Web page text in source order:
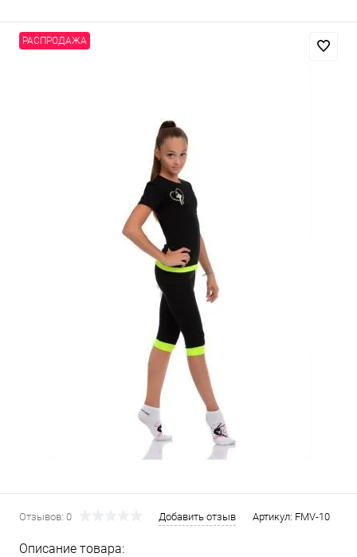
РАСПРОДАЖА
Отзывов: 0 Добавить отзыв Артикул: FMV-10
Описание товара: